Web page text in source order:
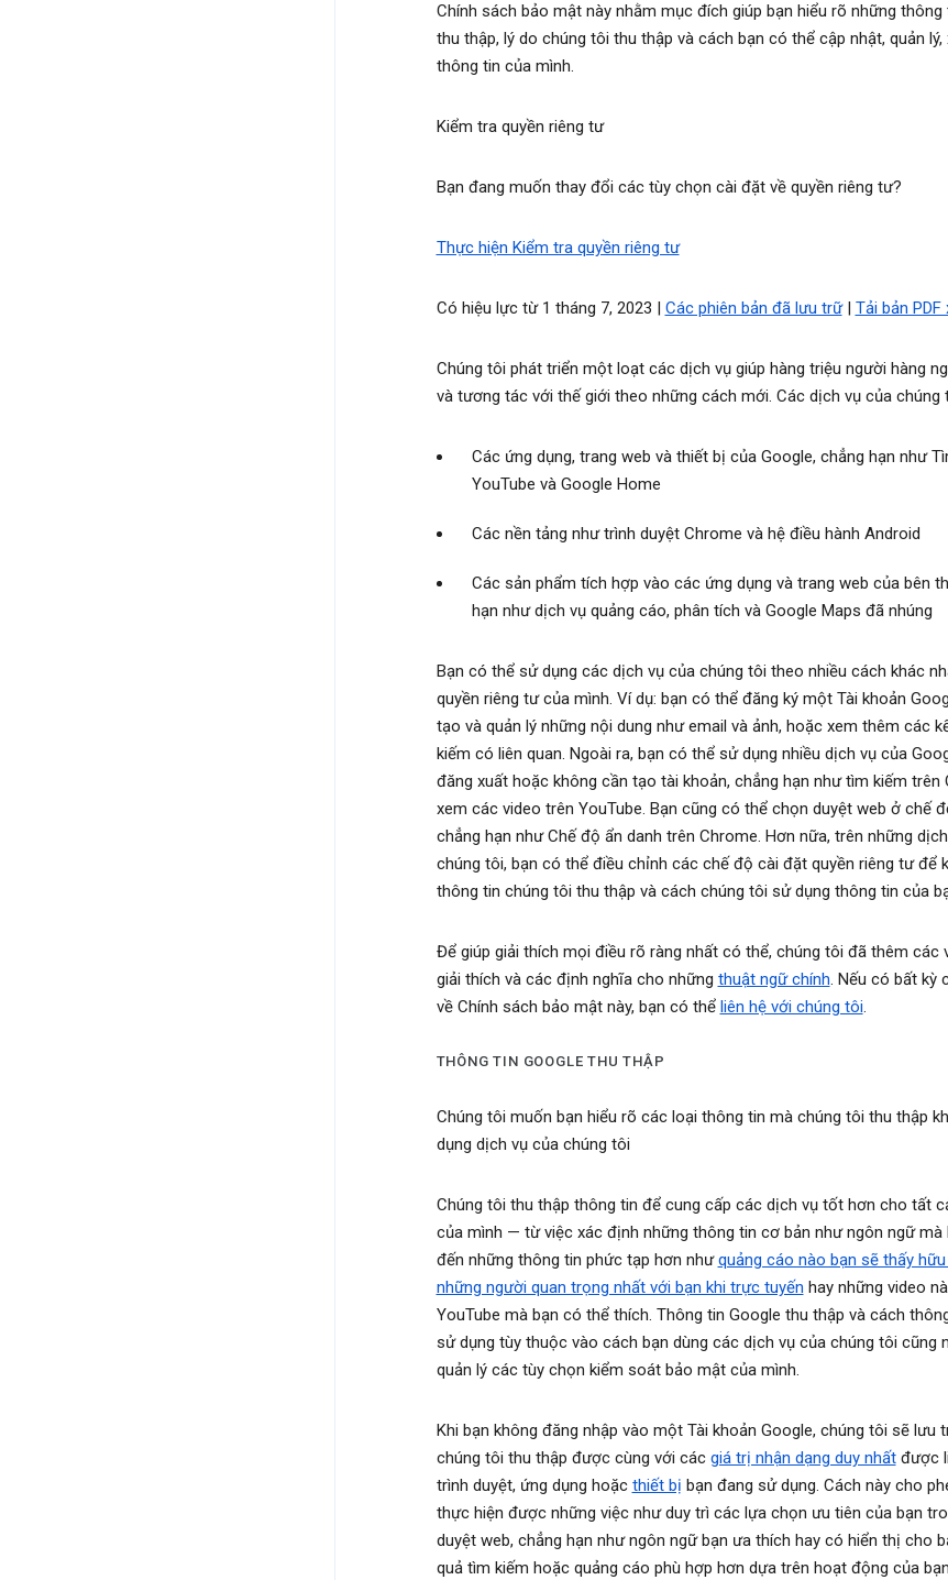
Chính sách bảo mật này nhằm mục đích giúp bạn hiểu rõ những thông
thu thập, lý do chúng tôi thu thập và cách bạn có thể cập nhật, quản lý,
thông tin của mình.
Kiểm tra quyền riêng tư
Bạn đang muốn thay đổi các tùy chọn cài đặt về quyền riêng tư?
Thực hiện Kiểm tra quyền riêng tư
Có hiệu lực từ 1 tháng 7, 2023 | Các phiên bản đã lưu trữ| Tải bản PDF
Chúng tôi phát triển một loạt các dịch vụ giúp hàng triệu người hàng
và tương tác với thế giới theo những cách mới. Các dịch vụ của chúng
Các ứng dụng, trang web và thiết bị của Google, chẳng hạn như
YouTube và Google Home
Các nền tảng như trình duyệt Chrome và hệ điều hành Android
Các sản phẩm tích hợp vào các ứng dụng và trang web của bên
hạn như dịch vụ quảng cáo, phân tích và Google Maps đã nhúng
Bạn có thể sử dụng các dịch vụ của chúng tôi theo nhiều cách khác
quyền riêng tư của mình. Ví dụ: bạn có thể đăng ký một Tài khoản
tạo và quản lý những nội dung như email và ảnh, hoặc xem thêm các
kiếm có liên quan. Ngoài ra, bạn có thể sử dụng nhiều dịch vụ của
đăng xuất hoặc không cần tạo tài khoản, chẳng hạn như tìm kiếm trên
xem các video trên YouTube. Bạn cũng có thể chọn duyệt web ở chế
chẳng hạn như Chế độ ẩn danh trên Chrome. Hơn nữa, trên những
chúng tôi, bạn có thể điều chỉnh các chế độ cài đặt quyền riêng tư để
thông tin chúng tôi thu thập và cách chúng tôi sử dụng thông tin của
Để giúp giải thích mọi điều rõ ràng nhất có thể, chúng tôi đã thêm các
giải thích và các định nghĩa cho những thuật ngữ chính. Nếu có bất kỳ
về Chính sách bảo mật này, bạn có thể liên hệ với chúng tôi.
THÔNG TIN GOOGLE THU THẬP
Chúng tôi muốn bạn hiểu rõ các loại thông tin mà chúng tôi thu thập
dụng dịch vụ của chúng tôi
Chúng tôi thu thập thông tin để cung cấp các dịch vụ tốt hơn cho tất
của mình — từ việc xác định những thông tin cơ bản như ngôn ngữ mà
đến những thông tin phức tạp hơn nhưquảng cáo nào bạn sẽ thấy
những người quan trọng nhất với bạn khi trực tuyến hay những video
YouTube mà bạn có thể thích. Thông tin Google thu thập và cách
sử dụng tùy thuộc vào cách bạn dùng các dịch vụ của chúng tôi cũng
quản lý các tùy chọn kiểm soát bảo mật của mình.
Khi bạn không đăng nhập vào một Tài khoản Google, chúng tôi sẽ lưu
chúng tôi thu thập được cùng với các giá trị nhận dạng duy nhấtđược
trình duyệt, ứng dụng hoặc thiết bị bạn đang sử dụng. Cách này cho
thực hiện được những việc như duy trì các lựa chọn ưu tiên của bạn
duyệt web, chẳng hạn như ngôn ngữ bạn ưa thích hay có hiển thị cho
quả tìm kiếm hoặc quảng cáo phù hợp hơn dựa trên hoạt động của